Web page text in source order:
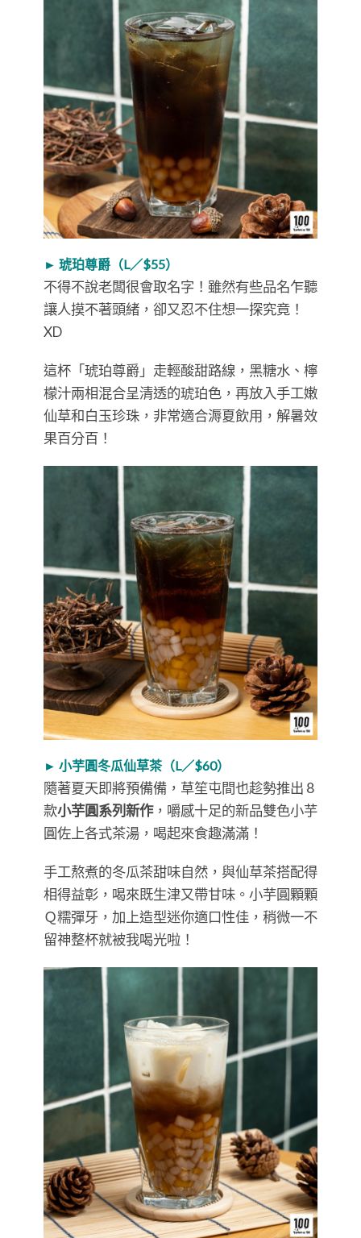
► 琥珀尊爵（L／$55）
不得不說老闆很會取名字！雖然有些品名乍聽
讓人摸不著頭緒，卻又忍不住想一探究竟！
XD
這杯「琥珀尊爵」走輕酸甜路線，黑糖水、檸
檬汁兩相混合呈清透的琥珀色，再放入手工嫩
仙草和白玉珍珠，非常適合溽夏飲用，解暑效
果百分百！
► 小芋圓冬瓜仙草茶（L／$60）
隨著夏天即將預備備，草笙屯間也趁勢推出 8
款小芋圓系列新作，嚼感十足的新品雙色小芋
圓佐上各式茶湯，喝起來食趣滿滿！
手工熬煮的冬瓜茶甜味自然，與仙草茶搭配得
相得益彰，喝來既生津又帶甘味。小芋圓顆顆
Ｑ糯彈牙，加上造型迷你適口性佳，稍微一不
留神整杯就被我喝光啦！